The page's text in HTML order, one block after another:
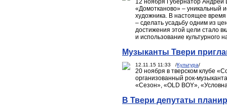
12 ноября Губернатор
«Домотканово» – уникальный
художника. В настоящее
– сделать усадьбу одним из
достижения этой цели стало
и использование культурного
Музыканты Твери
12.11.15 11:33 /Культура/
20 ноября в тверском клубе
организованный рок-
«Сезон», «OLD BOY»,
В Твери депутаты